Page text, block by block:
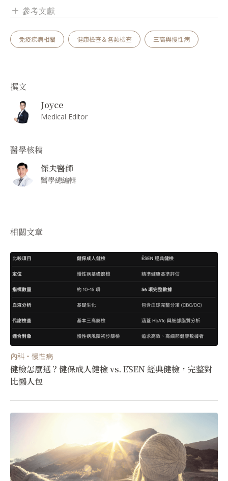
add 參考文獻
免疫疾病相關 健康檢查＆各類檢查 三高與慢性病
撰文
Joyce
Medical Editor
醫學核稿
傑夫醫師
醫學總編輯
相關文章
內科・慢性病
健檢怎麼選？健保成人健檢 vs. ĒSEN 經典健檢，完整對
比懶人包